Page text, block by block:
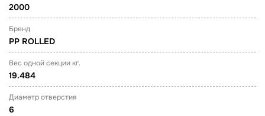
2000
Бренд
PP ROLLED
Вес одной секции кг.
19.484
Диаметр отверстия
6